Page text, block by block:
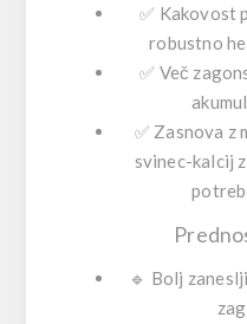
✅ Kakovost
robustno
✅ Več
✅ Zasnova z
svinec-kalcij
🔹 Bolj